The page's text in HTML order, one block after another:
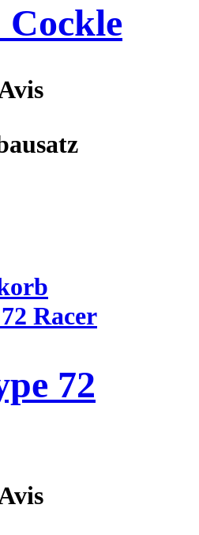
Cockle
72